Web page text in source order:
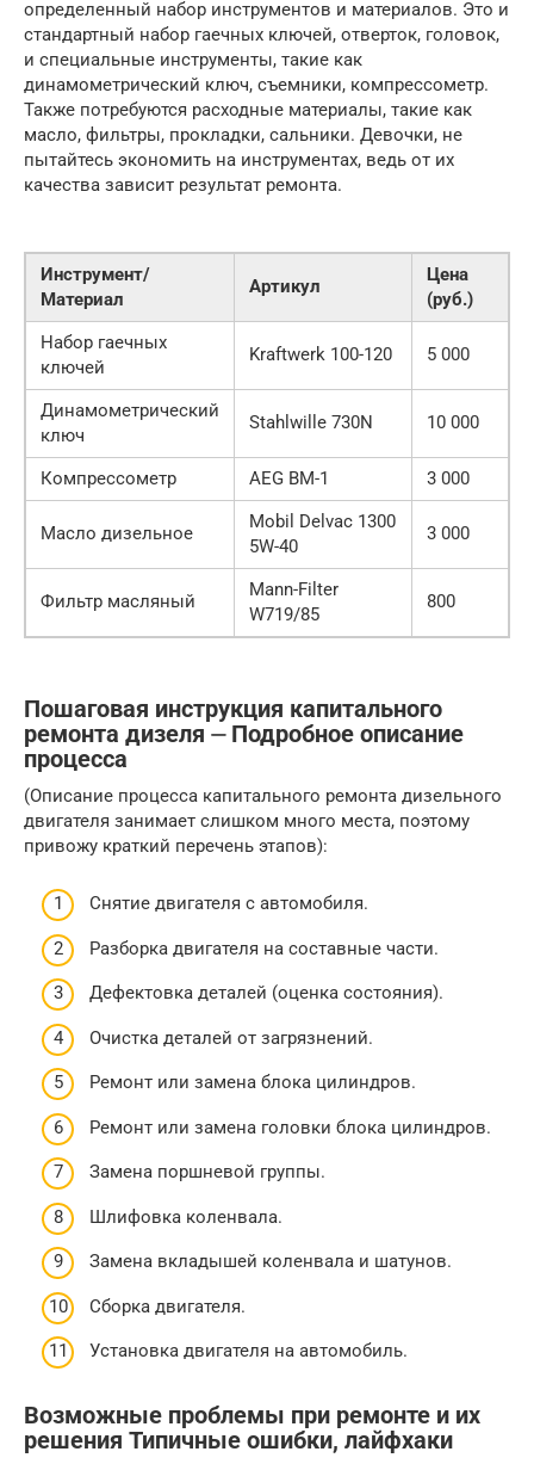
определенный набор инструментов и материалов. Это и
стандартный набор гаечных ключей, отверток, головок,
и специальные инструменты, такие как
динамометрический ключ, съемники, компрессометр.
Также потребуются расходные материалы, такие как
масло, фильтры, прокладки, сальники. Девочки, не
пытайтесь экономить на инструментах, ведь от их
качества зависит результат ремонта.
Инструмент/
Материал
Артикул
Цена
(руб.)
Набор гаечных
ключей
Kraftwerk 100-120 5 000
Динамометрический
ключ
Stahlwille 730N 10 000
Компрессометр AEG BM-1 3 000
Масло дизельное
Mobil Delvac 1300
5W-40
3 000
Фильтр масляный
Mann-Filter
W719/85
800
Пошаговая инструкция капитального
ремонта дизеля ⏤ Подробное описание
процесса
(Описание процесса капитального ремонта дизельного
двигателя занимает слишком много места, поэтому
привожу краткий перечень этапов):
Снятие двигателя с автомобиля.
Разборка двигателя на составные части.
Дефектовка деталей (оценка состояния).
Очистка деталей от загрязнений.
Ремонт или замена блока цилиндров.
Ремонт или замена головки блока цилиндров.
Замена поршневой группы.
Шлифовка коленвала.
Замена вкладышей коленвала и шатунов.
Сборка двигателя.
Установка двигателя на автомобиль.
Возможные проблемы при ремонте и их
решения Типичные ошибки, лайфхаки